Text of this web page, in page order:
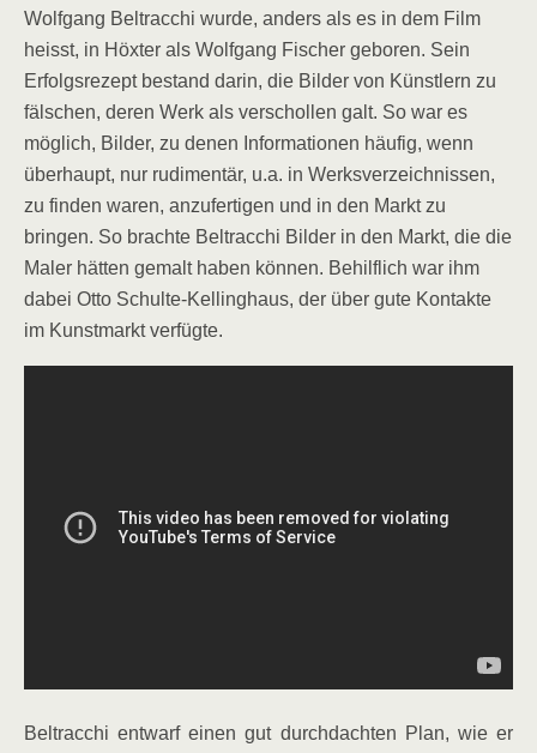
Wolfgang Beltracchi wurde, anders als es in dem Film
heisst, in Höxter als Wolfgang Fischer geboren. Sein
Erfolgsrezept bestand darin, die Bilder von Künstlern zu
fälschen, deren Werk als verschollen galt. So war es
möglich, Bilder, zu denen Informationen häufig, wenn
überhaupt, nur rudimentär, u.a. in Werksverzeichnissen,
zu finden waren, anzufertigen und in den Markt zu
bringen. So brachte Beltracchi Bilder in den Markt, die die
Maler hätten gemalt haben können. Behilflich war ihm
dabei Otto Schulte-Kellinghaus, der über gute Kontakte
im Kunstmarkt verfügte.
Beltracchi entwarf einen gut durchdachten Plan, wie er